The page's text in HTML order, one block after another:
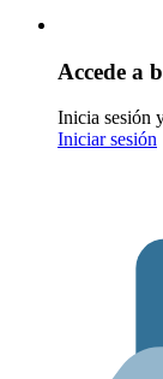
Accede a
Inicia sesión
Iniciar sesión